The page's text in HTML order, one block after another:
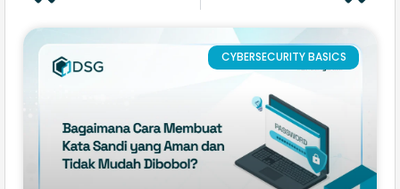
CYBERSECURITY BASICS